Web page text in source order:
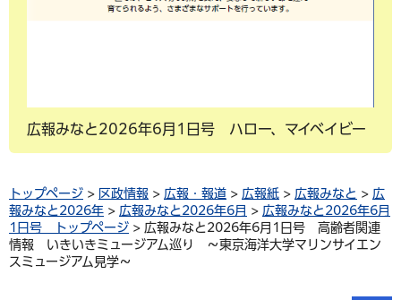
広報みなと2026年6月1日号 ハロー、マイベイビー
トップページ > 区政情報 > 広報・報道 > 広報紙 > 広報みなと > 広
報みなと2026年 > 広報みなと2026年6月 > 広報みなと2026年6月
1日号 トップページ > 広報みなと2026年6月1日号 高齢者関連
情報 いきいきミュージアム巡り ～東京海洋大学マリンサイエン
スミュージアム見学～